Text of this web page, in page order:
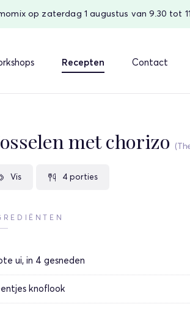
op zaterdag 1 augustus van 9.30 tot
Recepten Contact
met chorizo
Vis 4 porties
ui, in 4 gesneden
knoflook